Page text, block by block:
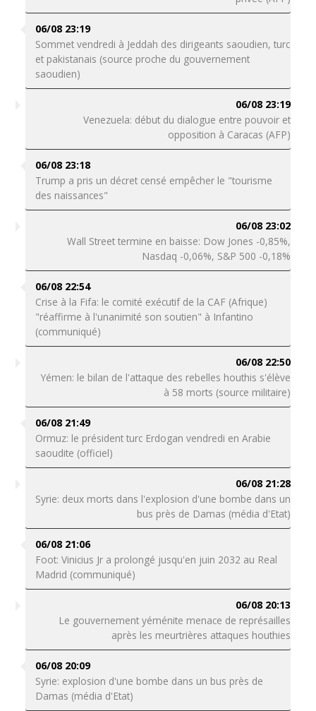
06/08 23:19
Sommet vendredi à Jeddah des dirigeants saoudien, turc
et pakistanais (source proche du gouvernement
saoudien)
06/08 23:19
Venezuela: début du dialogue entre pouvoir et
opposition à Caracas (AFP)
06/08 23:18
Trump a pris un décret censé empêcher le "tourisme
des naissances"
06/08 23:02
Wall Street termine en baisse: Dow Jones -0,85%,
Nasdaq -0,06%, S&P 500 -0,18%
06/08 22:54
Crise à la Fifa: le comité exécutif de la CAF (Afrique)
"réaffirme à l'unanimité son soutien" à Infantino
(communiqué)
06/08 22:50
Yémen: le bilan de l'attaque des rebelles houthis s'élève
à 58 morts (source militaire)
06/08 21:49
Ormuz: le président turc Erdogan vendredi en Arabie
saoudite (officiel)
06/08 21:28
Syrie: deux morts dans l'explosion d'une bombe dans un
bus près de Damas (média d'Etat)
06/08 21:06
Foot: Vinicius Jr a prolongé jusqu'en juin 2032 au Real
Madrid (communiqué)
06/08 20:13
Le gouvernement yéménite menace de représailles
après les meurtrières attaques houthies
06/08 20:09
Syrie: explosion d'une bombe dans un bus près de
Damas (média d'Etat)